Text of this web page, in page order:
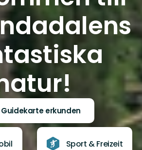
Guidekarte erkunden
Sport & Freizeit